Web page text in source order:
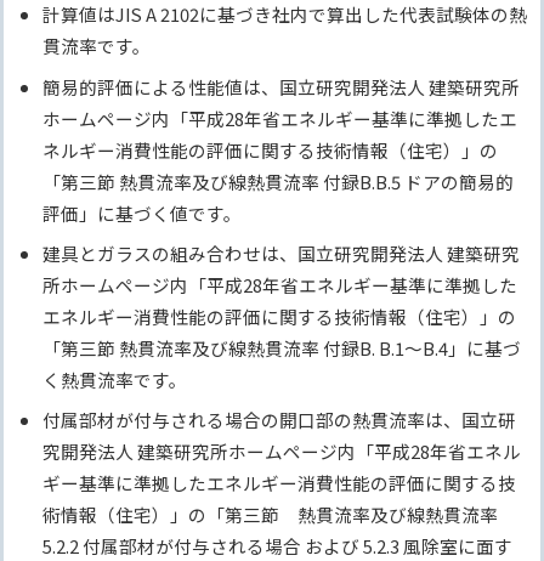
計算値はJIS A 2102に基づき社内で算出した代表試験体の熱
貫流率です。
簡易的評価による性能値は、国立研究開発法人 建築研究所
ホームページ内「平成28年省エネルギー基準に準拠したエ
ネルギー消費性能の評価に関する技術情報（住宅）」の
「第三節 熱貫流率及び線熱貫流率 付録B.B.5 ドアの簡易的
評価」に基づく値です。
建具とガラスの組み合わせは、国立研究開発法人 建築研究
所ホームページ内「平成28年省エネルギー基準に準拠した
エネルギー消費性能の評価に関する技術情報（住宅）」の
「第三節 熱貫流率及び線熱貫流率 付録B. B.1～B.4」に基づ
く熱貫流率です。
付属部材が付与される場合の開口部の熱貫流率は、国立研
究開発法人 建築研究所ホームページ内「平成28年省エネル
ギー基準に準拠したエネルギー消費性能の評価に関する技
術情報（住宅）」の「第三節 熱貫流率及び線熱貫流率
5.2.2 付属部材が付与される場合 および 5.2.3 風除室に面す